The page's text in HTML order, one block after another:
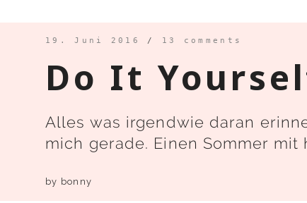
19. Juni 2016 / 13 comments
Do It
Alles was irgendwie daran
mich gerade. Einen Sommer mit
by bonny